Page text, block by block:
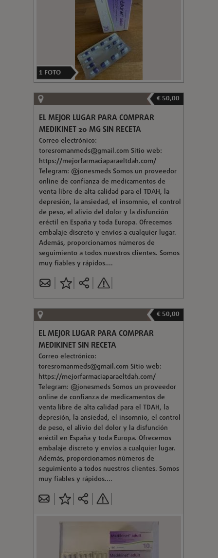
1 FOTO
€ 50,00
EL MEJOR LUGAR PARA COMPRAR
MEDIKINET 20 MG SIN RECETA
Correo electrónico:
toresromanmeds@gmail.com Sitio web:
https://mejorfarmaciaparaeltdah.com/
Telegram: @jonesmeds Somos un proveedor
online de confianza de medicamentos de
venta libre de alta calidad para el TDAH, la
depresión, la ansiedad, el insomnio, el control
de peso, el alivio del dolor y la disfunción
eréctil en España y toda Europa. Ofrecemos
embalaje discreto y envíos a cualquier lugar.
Además, proporcionamos números de
seguimiento a todos nuestros clientes. Somos
muy fiables y rápidos....
€ 50,00
EL MEJOR LUGAR PARA COMPRAR
MEDIKINET SIN RECETA
Correo electrónico:
toresromanmeds@gmail.com Sitio web:
https://mejorfarmaciaparaeltdah.com/
Telegram: @jonesmeds Somos un proveedor
online de confianza de medicamentos de
venta libre de alta calidad para el TDAH, la
depresión, la ansiedad, el insomnio, el control
de peso, el alivio del dolor y la disfunción
eréctil en España y toda Europa. Ofrecemos
embalaje discreto y envíos a cualquier lugar.
Además, proporcionamos números de
seguimiento a todos nuestros clientes. Somos
muy fiables y rápidos....